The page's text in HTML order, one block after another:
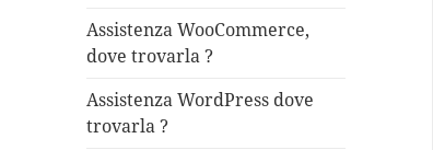
Assistenza WooCommerce,
dove trovarla ?
Assistenza WordPress dove
trovarla ?